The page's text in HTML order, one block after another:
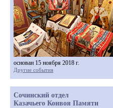
основан 15 ноября 2018 г.
Другие события
Сочинский отдел
Казачьего Конвоя Памяти